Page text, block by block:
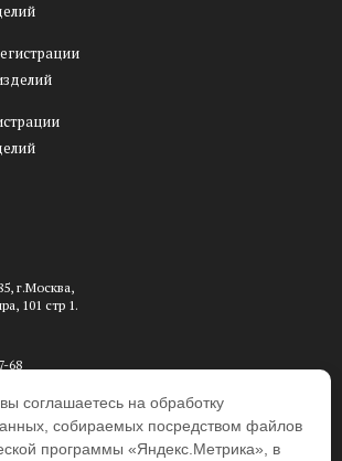
г.Москва,
101 стр 1.
68
по рабочим
соглашаетесь на обработку
собираемых посредством файлов
программы «Яндекс.Метрика», в